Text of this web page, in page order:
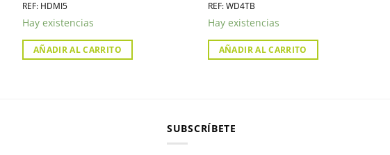
REF: HDMI5
Hay existencias
AÑADIR AL CARRITO
REF: WD4TB
Hay existencias
AÑADIR AL CARRITO
SUBSCRÍBETE